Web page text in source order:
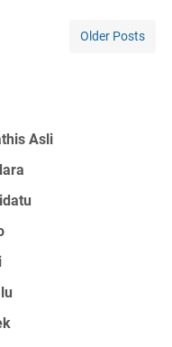
Older Posts
Asli